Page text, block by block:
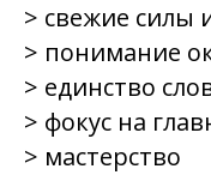
> свежие силы
> понимание
> единство
> фокус на
> мастерство